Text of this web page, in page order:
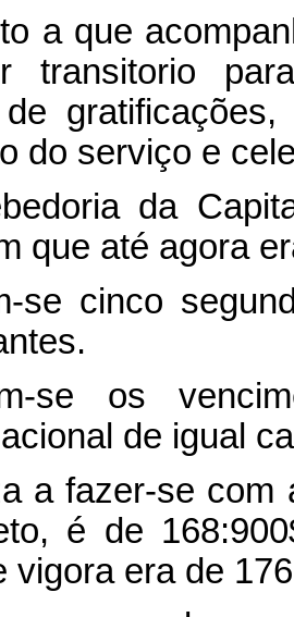
a que
transitorio
do serviço e
da
que até agora
se cinco
se os
de igual
a fazer-se com
é de
vigora era de